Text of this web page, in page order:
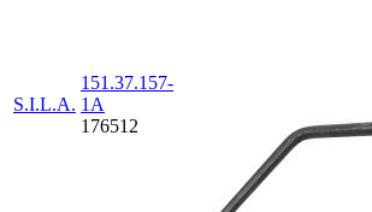
S.I.L.A.
151.37.157-
1А
176512